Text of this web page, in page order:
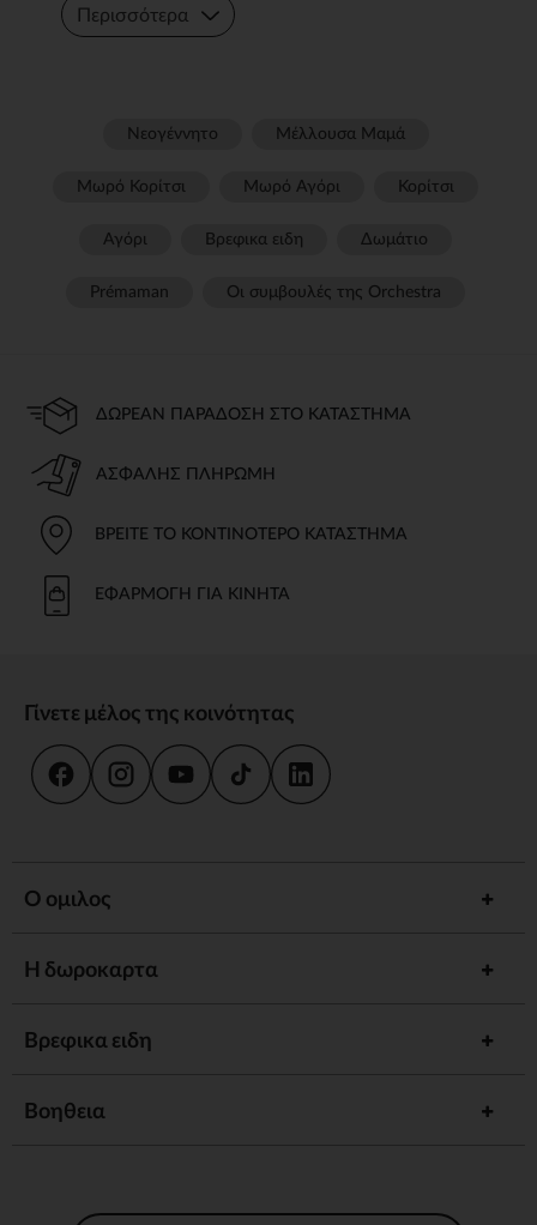
Περισσότερα
Νεογέννητο Μέλλουσα Μαμά
Μωρό Κορίτσι Μωρό Αγόρι Κορίτσι
Αγόρι Βρεφικα ειδη Δωμάτιο
Prémaman Οι συμβουλές της Orchestra​
ΔΩΡΕΆΝ ΠΑΡΆΔΟΣΗ ΣΤΟ ΚΑΤΆΣΤΗΜΑ
ΑΣΦΑΛΉΣ ΠΛΗΡΩΜΉ
ΒΡΕΊΤΕ ΤΟ ΚΟΝΤΙΝΌΤΕΡΟ ΚΑΤΆΣΤΗΜΑ
ΕΦΑΡΜΟΓΉ ΓΙΑ ΚΙΝΗΤΆ
Γίνετε μέλος της κοινότητας
Ο ομιλος
Η δωροκαρτα
Βρεφικα ειδη
Βοηθεια